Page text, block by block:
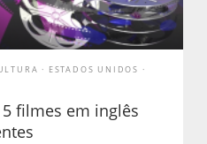
ESTADOS UNIDOS
filmes em inglês